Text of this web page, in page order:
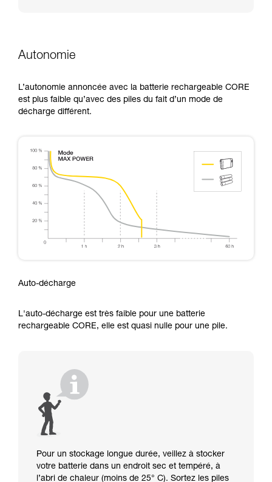
Autonomie
L’autonomie annoncée avec la batterie rechargeable CORE
est plus faible qu’avec des piles du fait d’un mode de
décharge différent.
Auto-décharge
L'auto-décharge est très faible pour une batterie
rechargeable CORE, elle est quasi nulle pour une pile.
Pour un stockage longue durée, veillez à stocker
votre batterie dans un endroit sec et tempéré, à
l’abri de chaleur (moins de 25° C). Sortez les piles